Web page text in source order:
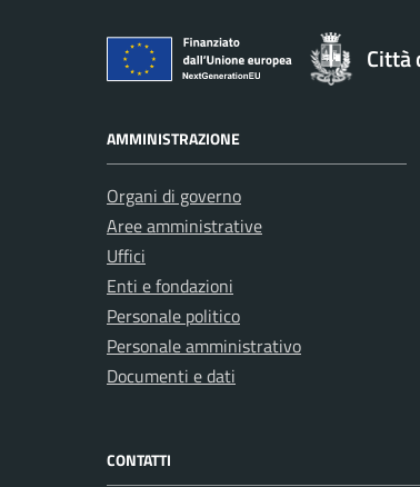
Città
AMMINISTRAZIONE
Organi di governo
Aree amministrative
Uffici
Enti e fondazioni
Personale politico
Personale amministrativo
Documenti e dati
CONTATTI